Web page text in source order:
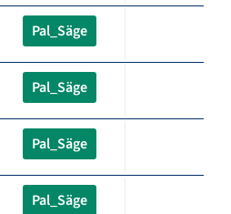
Pal_Säge
Pal_Säge
Pal_Säge
Pal_Säge